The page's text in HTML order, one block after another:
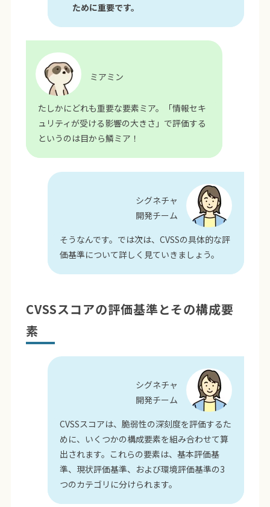
ために重要です。
ミアミン
たしかにどれも重要な要素ミア。「情報セキ
ュリティが受ける影響の大きさ」で評価する
というのは目から鱗ミア！
シグネチャ
開発チーム
そうなんです。では次は、CVSSの具体的な評
価基準について詳しく見ていきましょう。
CVSSスコアの評価基準とその構成要
素
シグネチャ
開発チーム
CVSSスコアは、脆弱性の深刻度を評価するた
めに、いくつかの構成要素を組み合わせて算
出されます。これらの要素は、基本評価基
準、現状評価基準、および環境評価基準の3
つのカテゴリに分けられます。